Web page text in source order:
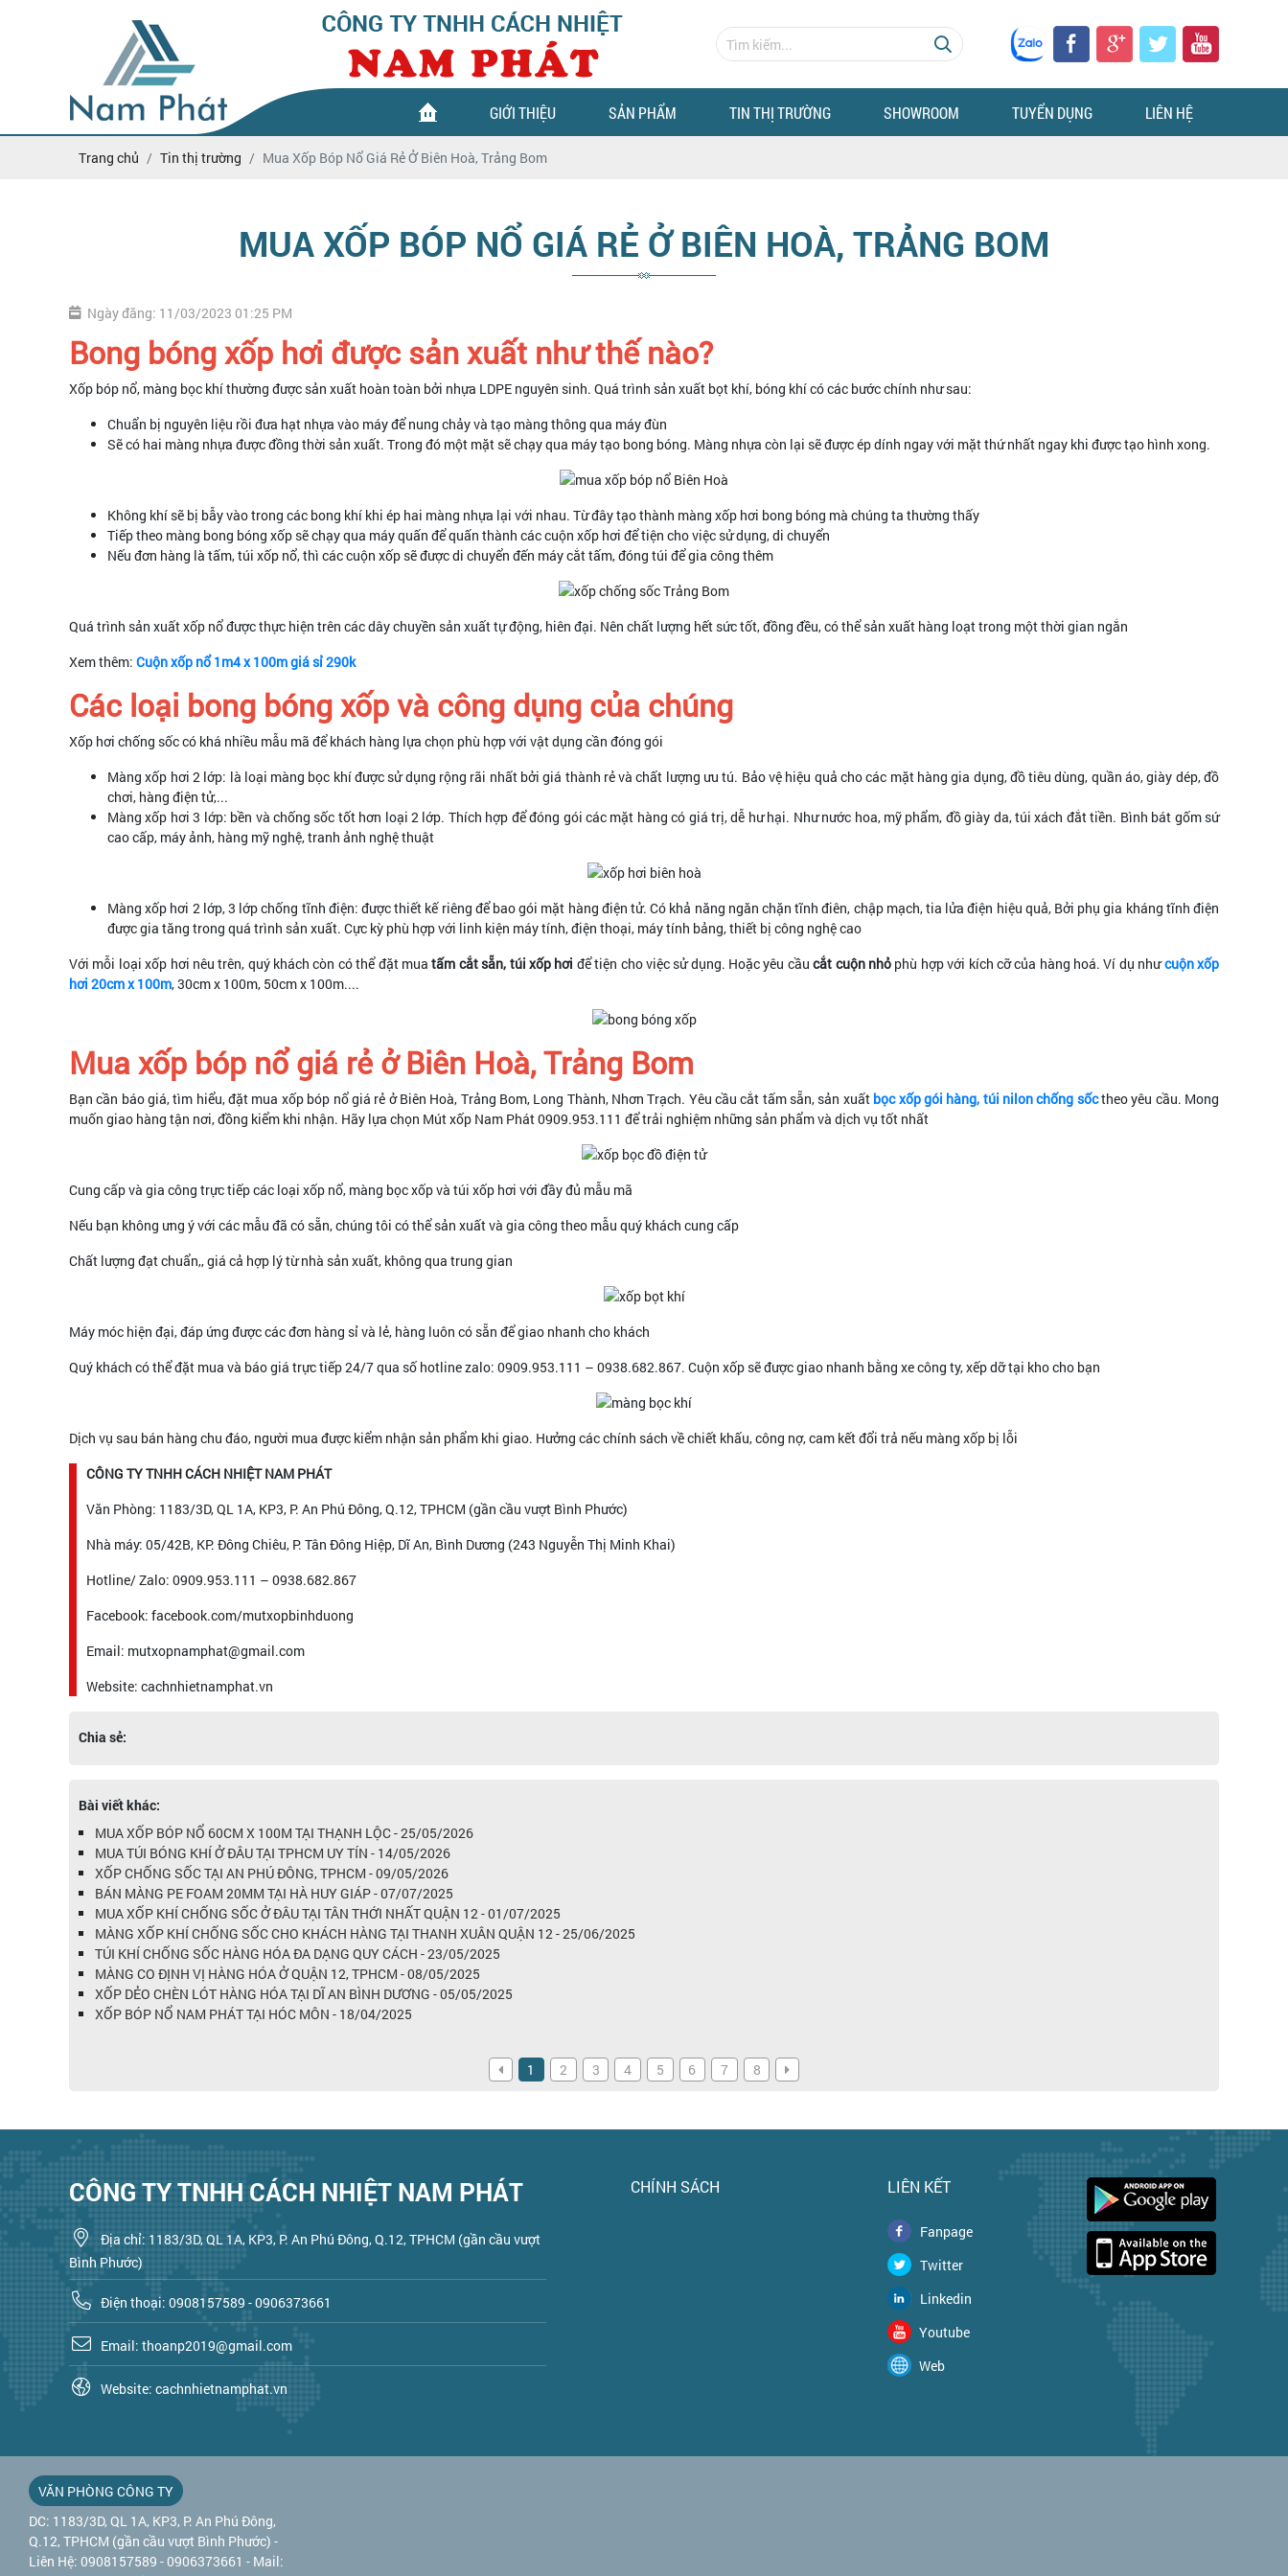
GIỚI THIỆU SẢN PHẨM TIN THỊ TRƯỜNG SHOWROOM TUYỂN DỤNG LIÊN HỆ
Trang chủ Tin thị trường Mua Xốp Bóp Nổ Giá Rẻ Ở Biên Hoà, Trảng Bom
MUA XỐP BÓP NỔ GIÁ RẺ Ở BIÊN HOÀ, TRẢNG BOM
Ngày đăng: 11/03/2023 01:25 PM
Bong bóng xốp hơi được sản xuất như thế nào?
Xốp bóp nổ, màng bọc khí thường được sản xuất hoàn toàn bởi nhựa LDPE nguyên sinh. Quá trình sản xuất bọt khí, bóng khí có các bước chính như sau:
Chuẩn bị nguyên liệu rồi đưa hạt nhựa vào máy để nung chảy và tạo màng thông qua máy đùn
Sẽ có hai màng nhựa được đồng thời sản xuất. Trong đó một mặt sẽ chạy qua máy tạo bong bóng. Màng nhựa còn lại sẽ được ép dính ngay với mặt thứ nhất ngay khi được tạo hình xong.
Không khí sẽ bị bẫy vào trong các bong khí khi ép hai màng nhựa lại với nhau. Từ đây tạo thành màng xốp hơi bong bóng mà chúng ta thường thấy
Tiếp theo màng bong bóng xốp sẽ chạy qua máy quấn để quấn thành các cuộn xốp hơi để tiện cho việc sử dụng, di chuyển
Nếu đơn hàng là tấm, túi xốp nổ, thì các cuộn xốp sẽ được di chuyển đến máy cắt tấm, đóng túi để gia công thêm
Quá trình sản xuất xốp nổ được thực hiện trên các dây chuyền sản xuất tự động, hiên đại. Nên chất lượng hết sức tốt, đồng đều, có thể sản xuất hàng loạt trong một thời gian ngắn
Xem thêm: Cuộn xốp nổ 1m4 x 100m giá sỉ 290k
Các loại bong bóng xốp và công dụng của chúng
Xốp hơi chống sốc có khá nhiều mẫu mã để khách hàng lựa chọn phù hợp với vật dụng cần đóng gói
Màng xốp hơi 2 lớp: là loại màng bọc khí được sử dụng rộng rãi nhất bởi giá thành rẻ và chất lượng ưu tú. Bảo vệ hiệu quả cho các mặt hàng gia dụng, đồ tiêu dùng, quần áo, giày dép, đồ
chơi, hàng điện tử,...
Màng xốp hơi 3 lớp: bền và chống sốc tốt hơn loại 2 lớp. Thích hợp để đóng gói các mặt hàng có giá trị, dễ hư hại. Như nước hoa, mỹ phẩm, đồ giày da, túi xách đắt tiền. Bình bát gốm sứ
cao cấp, máy ảnh, hàng mỹ nghệ, tranh ảnh nghệ thuật
Màng xốp hơi 2 lớp, 3 lớp chống tĩnh điện: được thiết kế riêng để bao gói mặt hàng điện tử. Có khả năng ngăn chặn tĩnh điên, chập mạch, tia lửa điện hiệu quả, Bởi phụ gia kháng tĩnh điện
được gia tăng trong quá trình sản xuất. Cực kỳ phù hợp với linh kiện máy tính, điện thoại, máy tính bảng, thiết bị công nghệ cao
Với mỗi loại xốp hơi nêu trên, quý khách còn có thể đặt mua tấm cắt sẵn, túi xốp hơi để tiện cho việc sử dụng. Hoặc yêu cầucắt cuộn nhỏ phù hợp với kích cỡ của hàng hoá. Ví dụ nhưcuộn xốp
hơi 20cm x 100m, 30cm x 100m, 50cm x 100m....
Mua xốp bóp nổ giá rẻ ở Biên Hoà, Trảng Bom
Bạn cần báo giá, tìm hiểu, đặt mua xốp bóp nổ giá rẻ ở Biên Hoà, Trảng Bom, Long Thành, Nhơn Trạch. Yêu cầu cắt tấm sẵn, sản xuất bọc xốp gói hàng, túi nilon chống sốctheo yêu cầu. Mong
muốn giao hàng tận nơi, đồng kiểm khi nhận. Hãy lựa chọn Mút xốp Nam Phát 0909.953.111 để trải nghiệm những sản phẩm và dịch vụ tốt nhất
Cung cấp và gia công trực tiếp các loại xốp nổ, màng bọc xốp và túi xốp hơi với đầy đủ mẫu mã
Nếu bạn không ưng ý với các mẫu đã có sẵn, chúng tôi có thể sản xuất và gia công theo mẫu quý khách cung cấp
Chất lượng đạt chuẩn,, giá cả hợp lý từ nhà sản xuất, không qua trung gian
Máy móc hiện đại, đáp ứng được các đơn hàng sỉ và lẻ, hàng luôn có sẵn để giao nhanh cho khách
Quý khách có thể đặt mua và báo giá trực tiếp 24/7 qua số hotline zalo: 0909.953.111 – 0938.682.867. Cuộn xốp sẽ được giao nhanh bằng xe công ty, xếp dỡ tại kho cho bạn
Dịch vụ sau bán hàng chu đáo, người mua được kiểm nhận sản phẩm khi giao. Hưởng các chính sách về chiết khấu, công nợ, cam kết đổi trả nếu màng xốp bị lỗi
CÔNG TY TNHH CÁCH NHIỆT NAM PHÁT
Văn Phòng: 1183/3D, QL 1A, KP3, P. An Phú Đông, Q.12, TPHCM (gần cầu vượt Bình Phước)
Nhà máy: 05/42B, KP. Đông Chiêu, P. Tân Đông Hiệp, Dĩ An, Bình Dương (243 Nguyễn Thị Minh Khai)
Hotline/ Zalo: 0909.953.111 – 0938.682.867
Facebook: facebook.com/mutxopbinhduong
Email: mutxopnamphat@gmail.com
Website: cachnhietnamphat.vn
Chia sẻ:
Bài viết khác:
MUA XỐP BÓP NỔ 60CM X 100M TẠI THẠNH LỘC - 25/05/2026
MUA TÚI BÓNG KHÍ Ở ĐÂU TẠI TPHCM UY TÍN - 14/05/2026
XỐP CHỐNG SỐC TẠI AN PHÚ ĐÔNG, TPHCM - 09/05/2026
BÁN MÀNG PE FOAM 20MM TẠI HÀ HUY GIÁP - 07/07/2025
MUA XỐP KHÍ CHỐNG SỐC Ở ĐÂU TẠI TÂN THỚI NHẤT QUẬN 12 - 01/07/2025
MÀNG XỐP KHÍ CHỐNG SỐC CHO KHÁCH HÀNG TẠI THANH XUÂN QUẬN 12 - 25/06/2025
TÚI KHÍ CHỐNG SỐC HÀNG HÓA ĐA DẠNG QUY CÁCH - 23/05/2025
MÀNG CO ĐỊNH VỊ HÀNG HÓA Ở QUẬN 12, TPHCM - 08/05/2025
XỐP DẺO CHÈN LÓT HÀNG HÓA TẠI DĨ AN BÌNH DƯƠNG - 05/05/2025
XỐP BÓP NỔ NAM PHÁT TẠI HÓC MÔN - 18/04/2025
1 2 3 4 5 6 7 8
CÔNG TY TNHH CÁCH NHIỆT NAM PHÁT
Địa chỉ: 1183/3D, QL 1A, KP3, P. An Phú Đông, Q.12, TPHCM (gần cầu vượt
Bình Phước)
Điện thoại: 0908157589 - 0906373661
Email: thoanp2019@gmail.com
Website: cachnhietnamphat.vn
CHÍNH SÁCH LIÊN KẾT
Fanpage
Twitter
Linkedin
Youtube
Web
VĂN PHÒNG CÔNG TY
DC: 1183/3D, QL 1A, KP3, P. An Phú Đông,
Q.12, TPHCM (gần cầu vượt Bình Phước) -
Liên Hệ: 0908157589 - 0906373661 - Mail: